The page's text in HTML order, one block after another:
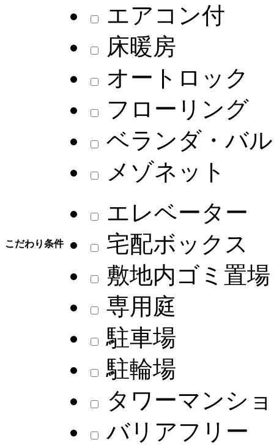
こだわり条件
エアコン付
床暖房
オートロック
フローリング
ベランダ・バ
メゾネット
エレベーター
宅配ボックス
敷地内ゴミ置場
専用庭
駐車場
駐輪場
タワーマンシ
バリアフリー